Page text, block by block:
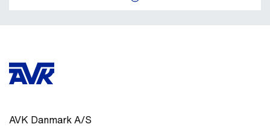
AVK Danmark A/S